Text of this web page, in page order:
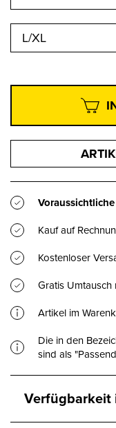
L/XL
Kauf auf
Kostenloser
Gratis Umtausch
Artikel im
Die in den
sind als
Verfügbarkeit